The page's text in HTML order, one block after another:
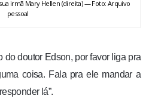
irmã Mary Hellen (direita) — Foto: Arquivo
pessoal
do doutor Edson, por favor liga pra
coisa. Fala pra ele mandar a
lá”.